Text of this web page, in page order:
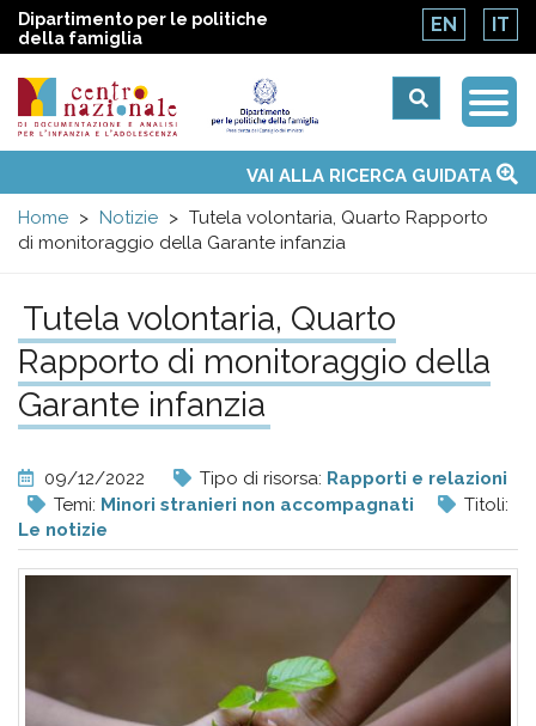
Dipartimento per le politiche
della famiglia
EN IT
Centro
nazionale
di
Documentazione
e
analisi
pr
e
menu
Temi
Attività
Convenzione ONUVAI ALLA RICERCA GUIDATA
Home
Notizie
Tutela volontaria, Quarto Rapporto
di monitoraggio della Garante infanzia
Tutela volontaria, Quarto
Rapporto di monitoraggio della
Garante infanzia
09/12/2022 Tipo di risorsa: Rapporti e relazioni
Temi: Minori stranieri non accompagnati
Titoli:
Le notizie